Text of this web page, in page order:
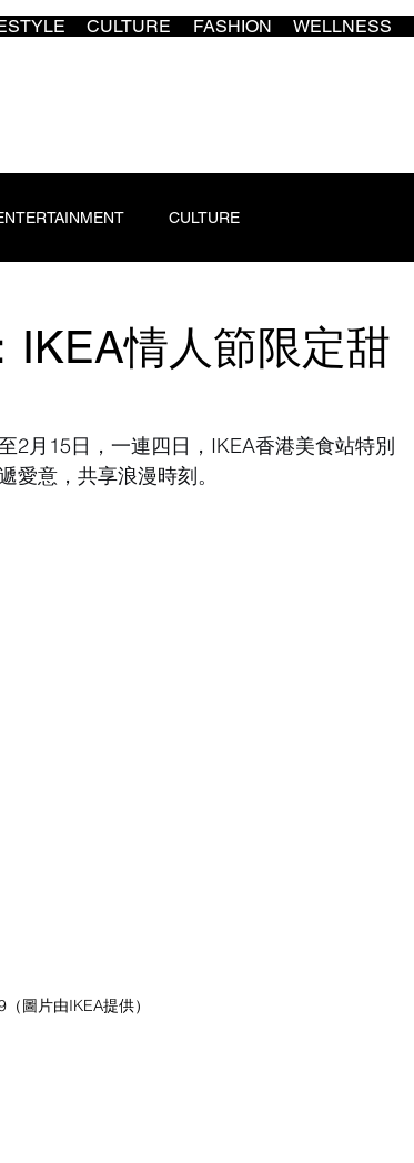
CULTURE FASHION WELLNESS
CULTURE
IKEA情人節限定甜
2月15日，一連四日，IKEA香港美食站特別
愛意，共享浪漫時刻。
圖片由IKEA提供）